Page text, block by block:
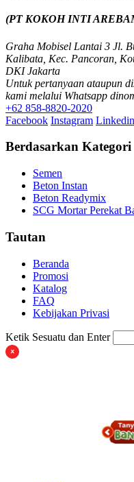
(PT KOKOH INTI
Graha Mobisel Lantai 3 Jl.
Kalibata, Kec. Pancoran,
DKI Jakarta
Untuk pertanyaan ataupun
kami melalui Whatsapp
+62 858-8820-2020
Facebook Instagram Linkedin
Berdasarkan Kategori
Semen
Beton Instan
Beton Readymix
SCG Mortar Perekat
Tautan
Beranda
Promosi
Katalog
FAQ
Kebijakan Privasi
Ketik Sesuatu dan Enter